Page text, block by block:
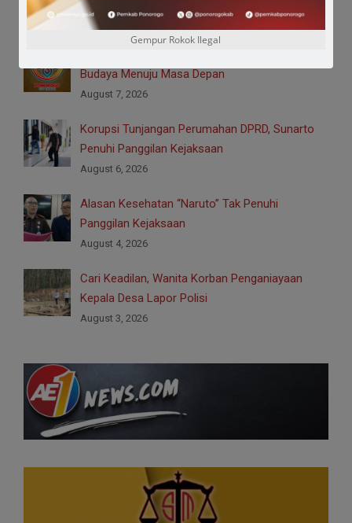
August 7, 2026
Budaya Menuju Masa Depan
August 7, 2026
Korupsi Tunjangan Perumahan DPRD, Sunarto
Penuhi Panggilan Kejaksaan
August 6, 2026
Alasan Kesehatan “Naruto” Tak Penuhi
Panggilan Kejaksaan
August 4, 2026
Cari Keadilan, Wanita Korban Penganiayaan
Kepala Desa Lapor Polisi
August 3, 2026
Gempur Rokok Ilegal